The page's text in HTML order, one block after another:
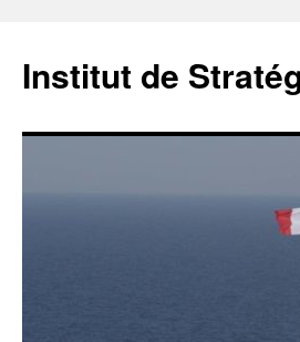
Institut de